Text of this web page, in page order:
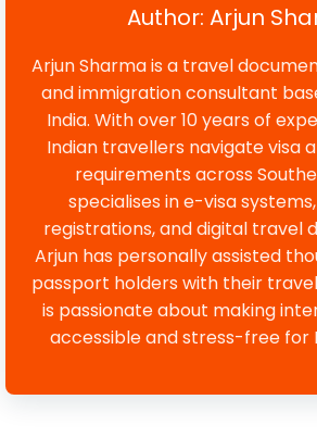
Author: Arjun
Arjun Sharma is a travel
and immigration consultant
India. With over 10 years of
Indian travellers navigate visa
requirements across
specialises in e-visa
registrations, and digital travel
Arjun has personally assisted
passport holders with their
is passionate about making
accessible and stress-free for